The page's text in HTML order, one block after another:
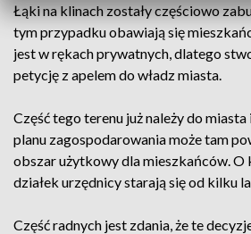
Łąki na klinach zostały częściowo
tym przypadku obawiają się
jest w rękach prywatnych, dlatego
petycję z apelem do władz miasta.
Część tego terenu już należy do
planu zagospodarowania może tam
obszar użytkowy dla mieszkańców. O
działek urzędnicy starają się od kilku
Część radnych jest zdania, że te